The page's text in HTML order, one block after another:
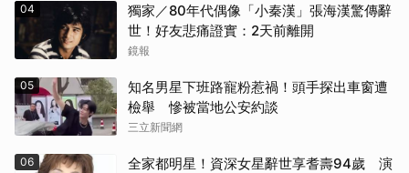
04
獨家／80年代偶像「小秦漢」張海漢驚傳辭
世！好友悲痛證實：2天前離開
鏡報
05
知名男星下班路寵粉惹禍！頭手探出車窗遭
檢舉 慘被當地公安約談
三立新聞網
06
全家都明星！資深女星辭世享耆壽94歲 演